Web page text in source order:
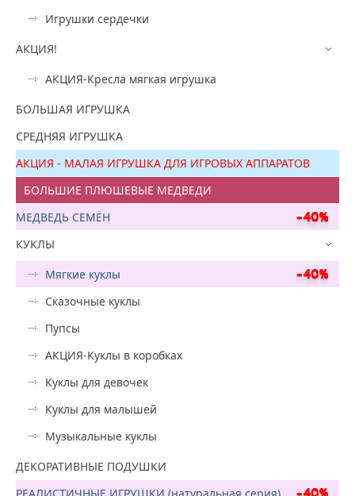
Игрушки сердечки
АКЦИЯ!
АКЦИЯ-Кресла мягкая игрушка
БОЛЬШАЯ ИГРУШКА
СРЕДНЯЯ ИГРУШКА
АКЦИЯ - МАЛАЯ ИГРУШКА ДЛЯ ИГРОВЫХ АППАРАТОВ
БОЛЬШИЕ ПЛЮШЕВЫЕ МЕДВЕДИ
МЕДВЕДЬ СЕМЁН
КУКЛЫ
Мягкие куклы
Сказочные куклы
Пупсы
АКЦИЯ-Куклы в коробках
Куклы для девочек
Куклы для малышей
Музыкальные куклы
ДЕКОРАТИВНЫЕ ПОДУШКИ
РЕАЛИСТИЧНЫЕ ИГРУШКИ (натуральная серия)